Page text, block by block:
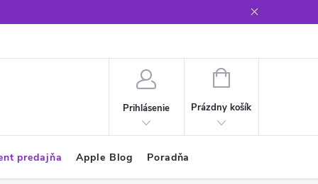
Prihlásenie
NÁKUPNÝ
Prázdny košík
predajňa Apple Blog Poradňa